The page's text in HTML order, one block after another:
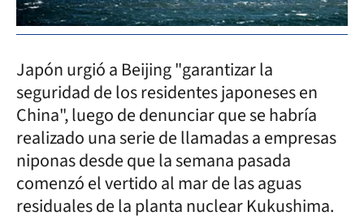
Japón urgió a Beijing "garantizar la
seguridad de los residentes japoneses en
China", luego de denunciar que se habría
realizado una serie de llamadas a empresas
niponas desde que la semana pasada
comenzó el vertido al mar de las aguas
residuales de la planta nuclear Kukushima.